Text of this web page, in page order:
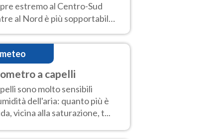
estremo al Centro-Sud
al Nord è più sopportabile
domenica 9. Temporali di
sui rilievi.
a capelli
sono molto sensibili
dell'aria: quanto più è
vicina alla saturazione, t...